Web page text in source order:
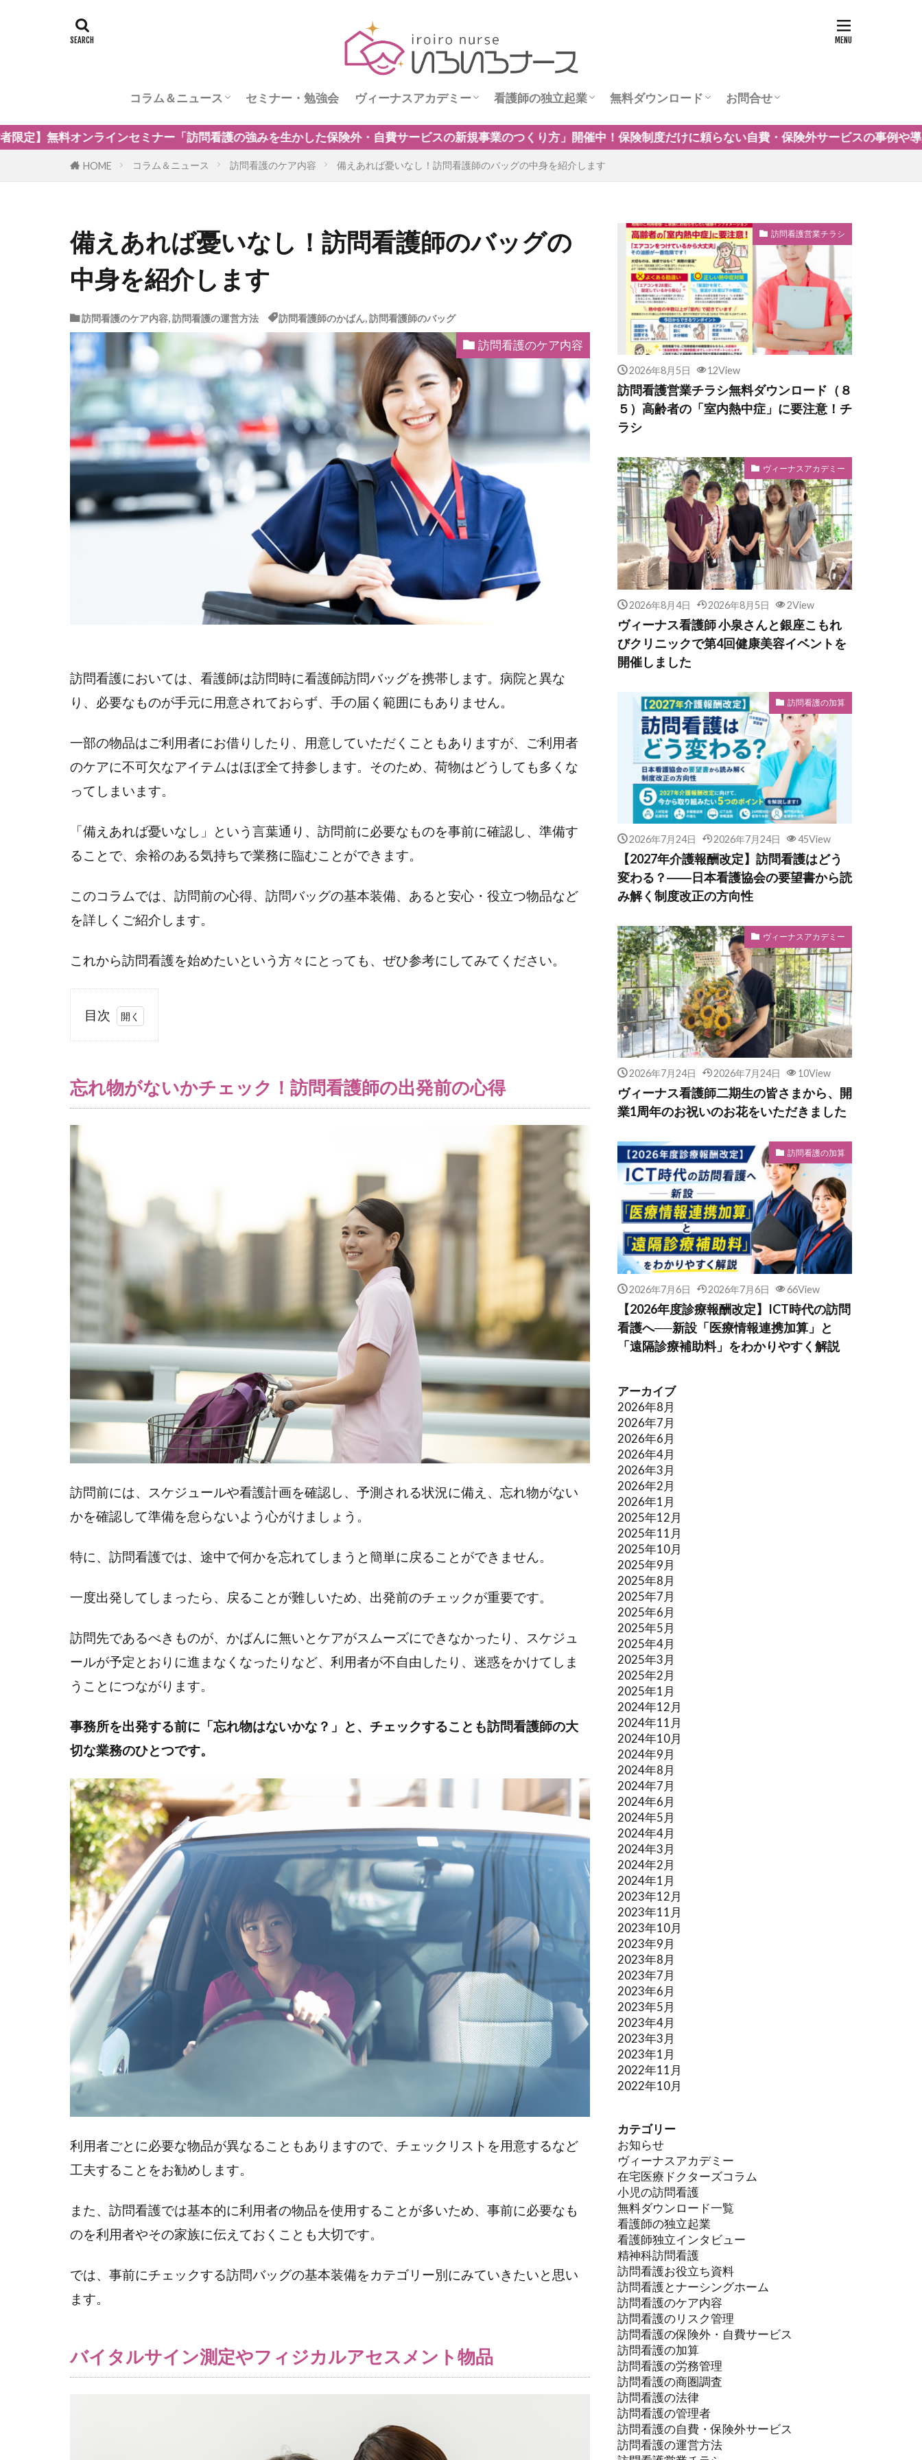
コラム＆ニュース
訪問看護のケア内容
訪問看護の管理者の役割
訪問看護のリスク管理
訪問看護の加算
訪問看護とナーシングホーム
訪問看護の自費・保険外サービス
訪問看護師のウェルビーング
小児の訪問看護
精神科訪問看護
訪問看護の法律
訪問看護師のマネジメント
セミナー・勉強会 ヴィーナスアカデミー
ヴィーナスニュース
看護師の独立起業
看護師独立インタビュー
無料ダウンロード
営業チラシテンプレート
訪問看護お役立ち資料
訪問看護の商圏調査
お問合せ
運営会社
護の強みを生かした保険外・自費サービスの新規事業のつくり方」開催中！保険制度だけに頼らない自費・保険外サービスの事例や導入の考え方を解説します。参加は無
HOME コラム＆ニュース 訪問看護のケア内容 備えあれば憂いなし！訪問看護師のバッグの中身を紹介します
備えあれば憂いなし！訪問看護師のバッグの
中身を紹介します
訪問看護のケア内容,訪問看護の運営方法 訪問看護師のかばん,訪問看護師のバッグ
訪問看護のケア内容
訪問看護においては、看護師は訪問時に看護師訪問バッグを携帯します。病院と異な
り、必要なものが手元に用意されておらず、手の届く範囲にもありません。
一部の物品はご利用者にお借りしたり、用意していただくこともありますが、ご利用者
のケアに不可欠なアイテムはほぼ全て持参します。そのため、荷物はどうしても多くな
ってしまいます。
「備えあれば憂いなし」という言葉通り、訪問前に必要なものを事前に確認し、準備す
ることで、余裕のある気持ちで業務に臨むことができます。
このコラムでは、訪問前の心得、訪問バッグの基本装備、あると安心・役立つ物品など
を詳しくご紹介します。
これから訪問看護を始めたいという方々にとっても、ぜひ参考にしてみてください。
目次
1
ない
かチ
訪問
看護
師の
出発
心得
バ
イ
タ
ル
サ
ン
測
定
や
フ
ジ
カ
ア
セ
メ
ト
品
2.1
バイ
タル
測
フィ
ジカ
ルア
セス
メン
ト物
品
3
ケ
ア
や
指
導
物
品
ケ
ア・
物品
3.1.1
時】
4
コミ
ュニ
忘れ物がないかチェック！訪問看護師の出発前の心得
訪問前には、スケジュールや看護計画を確認し、予測される状況に備え、忘れ物がない
かを確認して準備を怠らないよう心がけましょう。
特に、訪問看護では、途中で何かを忘れてしまうと簡単に戻ることができません。
一度出発してしまったら、戻ることが難しいため、出発前のチェックが重要です。
訪問先であるべきものが、かばんに無いとケアがスムーズにできなかったり、スケジュ
ールが予定とおりに進まなくなったりなど、利用者が不自由したり、迷惑をかけてしま
うことにつながります。
事務所を出発する前に「忘れ物はないかな？」と、チェックすることも訪問看護師の大
切な業務のひとつです。
利用者ごとに必要な物品が異なることもありますので、チェックリストを用意するなど
工夫することをお勧めします。
また、訪問看護では基本的に利用者の物品を使用することが多いため、事前に必要なも
のを利用者やその家族に伝えておくことも大切です。
では、事前にチェックする訪問バッグの基本装備をカテゴリー別にみていきたいと思い
ます。
バイタルサイン測定やフィジカルアセスメント物品
訪問看護営業チラシ
2026年8月5日 12View
訪問看護営業チラシ無料ダウンロード（８
５）高齢者の「室内熱中症」に要注意！チ
ラシ
ヴィーナスアカデミー
2026年8月4日 2026年8月5日 2View
ヴィーナス看護師 小泉さんと銀座こもれ
びクリニックで第4回健康美容イベントを
開催しました
訪問看護の加算
2026年7月24日 2026年7月24日 45View
【2027年介護報酬改定】訪問看護はどう
変わる？――日本看護協会の要望書から読
み解く制度改正の方向性
ヴィーナスアカデミー
2026年7月24日 2026年7月24日 10View
ヴィーナス看護師二期生の皆さまから、開
業1周年のお祝いのお花をいただきました
訪問看護の加算
2026年7月6日 2026年7月6日 66View
【2026年度診療報酬改定】ICT時代の訪問
看護へ──新設「医療情報連携加算」と
「遠隔診療補助料」をわかりやすく解説
アーカイブ
2026年8月
2026年7月
2026年6月
2026年4月
2026年3月
2026年2月
2026年1月
2025年12月
2025年11月
2025年10月
2025年9月
2025年8月
2025年7月
2025年6月
2025年5月
2025年4月
2025年3月
2025年2月
2025年1月
2024年12月
2024年11月
2024年10月
2024年9月
2024年8月
2024年7月
2024年6月
2024年5月
2024年4月
2024年3月
2024年2月
2024年1月
2023年12月
2023年11月
2023年10月
2023年9月
2023年8月
2023年7月
2023年6月
2023年5月
2023年4月
2023年3月
2023年1月
2022年11月
2022年10月
カテゴリー
お知らせ
ヴィーナスアカデミー
在宅医療ドクターズコラム
小児の訪問看護
無料ダウンロード一覧
看護師の独立起業
看護師独立インタビュー
精神科訪問看護
訪問看護お役立ち資料
訪問看護とナーシングホーム
訪問看護のケア内容
訪問看護のリスク管理
訪問看護の保険外・自費サービス
訪問看護の加算
訪問看護の労務管理
訪問看護の商圏調査
訪問看護の法律
訪問看護の管理者
訪問看護の自費・保険外サービス
訪問看護の運営方法